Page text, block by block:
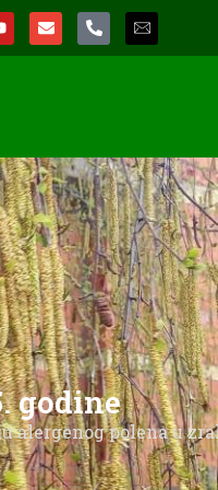
godine
alergenog polena u